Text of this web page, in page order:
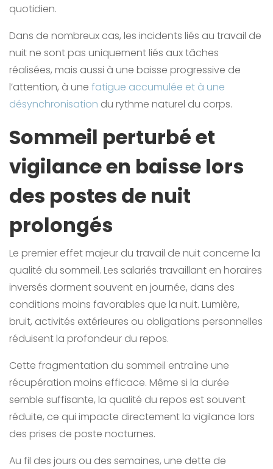
quotidien.
Dans de nombreux cas, les incidents liés au travail de
nuit ne sont pas uniquement liés aux tâches
réalisées, mais aussi à une baisse progressive de
l’attention, à une fatigue accumulée et à une
désynchronisation du rythme naturel du corps.
Sommeil perturbé et
vigilance en baisse lors
des postes de nuit
prolongés
Le premier effet majeur du travail de nuit concerne la
qualité du sommeil. Les salariés travaillant en horaires
inversés dorment souvent en journée, dans des
conditions moins favorables que la nuit. Lumière,
bruit, activités extérieures ou obligations personnelles
réduisent la profondeur du repos.
Cette fragmentation du sommeil entraîne une
récupération moins efficace. Même si la durée
semble suffisante, la qualité du repos est souvent
réduite, ce qui impacte directement la vigilance lors
des prises de poste nocturnes.
Au fil des jours ou des semaines, une dette de